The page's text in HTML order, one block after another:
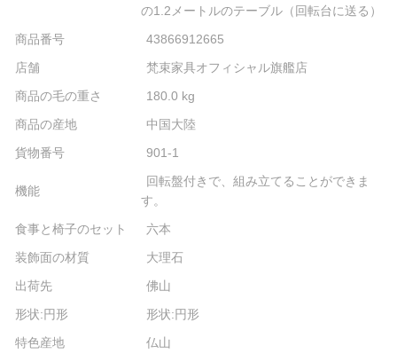
の1.2メートルのテーブル（回転台に送る）
商品番号
43866912665
店舗
梵束家具オフィシャル旗艦店
商品の毛の重さ
180.0 kg
商品の産地
中国大陸
貨物番号
901-1
機能
回転盤付きで、組み立てることができま
す。
食事と椅子のセット
六本
装飾面の材質
大理石
出荷先
佛山
形状:円形
形状:円形
特色産地
仏山